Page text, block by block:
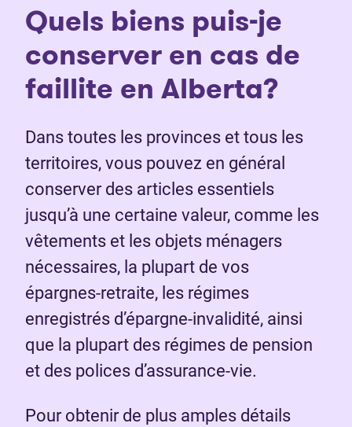
Quels biens puis-je
conserver en cas de
faillite en Alberta?
Dans toutes les provinces et tous les
territoires, vous pouvez en général
conserver des articles essentiels
jusqu’à une certaine valeur, comme les
vêtements et les objets ménagers
nécessaires, la plupart de vos
épargnes-retraite, les régimes
enregistrés d’épargne-invalidité, ainsi
que la plupart des régimes de pension
et des polices d’assurance-vie.
Pour obtenir de plus amples détails